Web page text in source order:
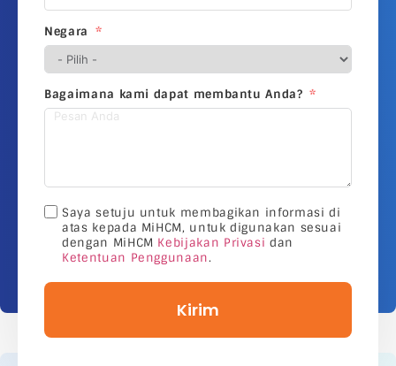
Negara
Bagaimana kami dapat membantu Anda?
Saya setuju untuk membagikan informasi di
atas kepada MiHCM, untuk digunakan sesuai
dengan MiHCM Kebijakan Privasi dan
Ketentuan Penggunaan.
Kirim